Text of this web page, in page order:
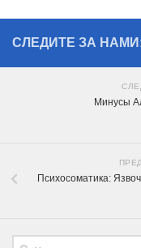
СЛЕДИТЕ ЗА
Минусы
Психосоматика: